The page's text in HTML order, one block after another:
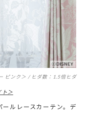
ピンク＞ / ヒダ数：1.5倍ヒダ
ト＞
ルレースカーテン。デ